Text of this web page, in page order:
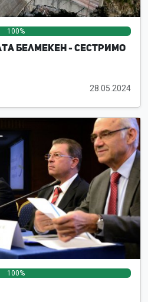
100%
Белмекен - Сестримо
28.05.2024
100%